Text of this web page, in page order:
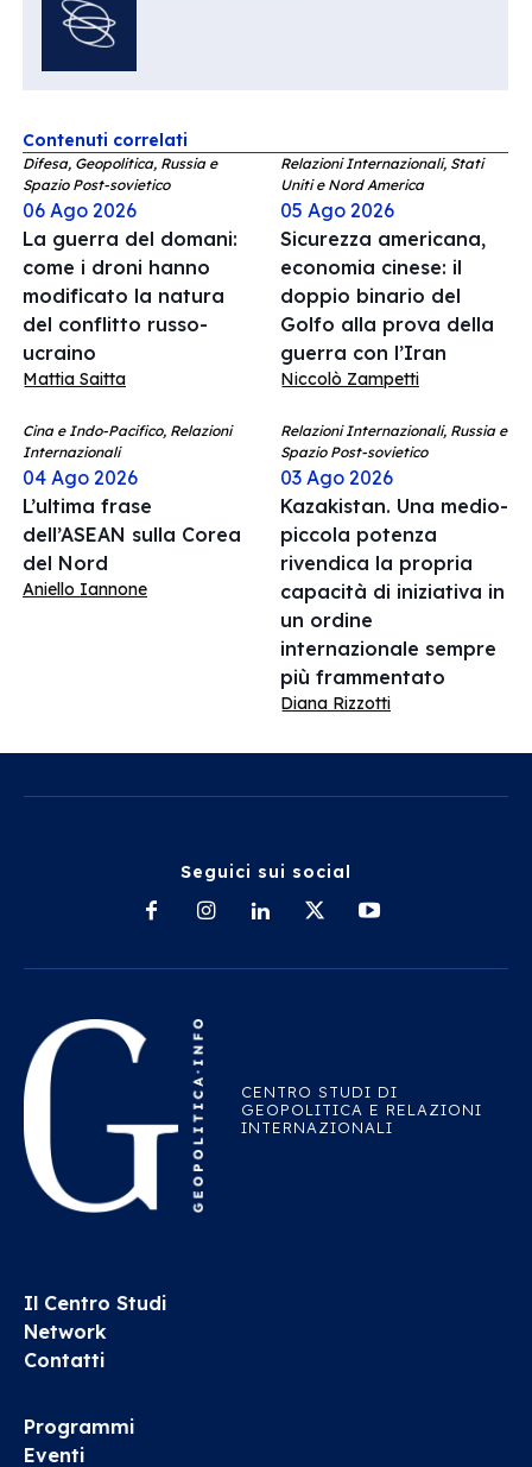
Contenuti correlati
Difesa, Geopolitica, Russia e
Spazio Post-sovietico
06 Ago 2026
La guerra del domani:
come i droni hanno
modificato la natura
del conflitto russo-
ucraino
Mattia Saitta
Relazioni Internazionali, Stati
Uniti e Nord America
05 Ago 2026
Sicurezza americana,
economia cinese: il
doppio binario del
Golfo alla prova della
guerra con l’Iran
Niccolò Zampetti
Cina e Indo-Pacifico, Relazioni
Internazionali
04 Ago 2026
L’ultima frase
dell’ASEAN sulla Corea
del Nord
Aniello Iannone
Relazioni Internazionali, Russia e
Spazio Post-sovietico
03 Ago 2026
Kazakistan. Una medio-
piccola potenza
rivendica la propria
capacità di iniziativa in
un ordine
internazionale sempre
più frammentato
Diana Rizzotti
Seguici sui social
CENTRO STUDI DI
GEOPOLITICA E RELAZIONI
INTERNAZIONALI
Il Centro Studi
Network
Contatti
Programmi
Eventi